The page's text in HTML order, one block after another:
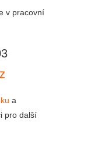
v pracovní
a
pro další